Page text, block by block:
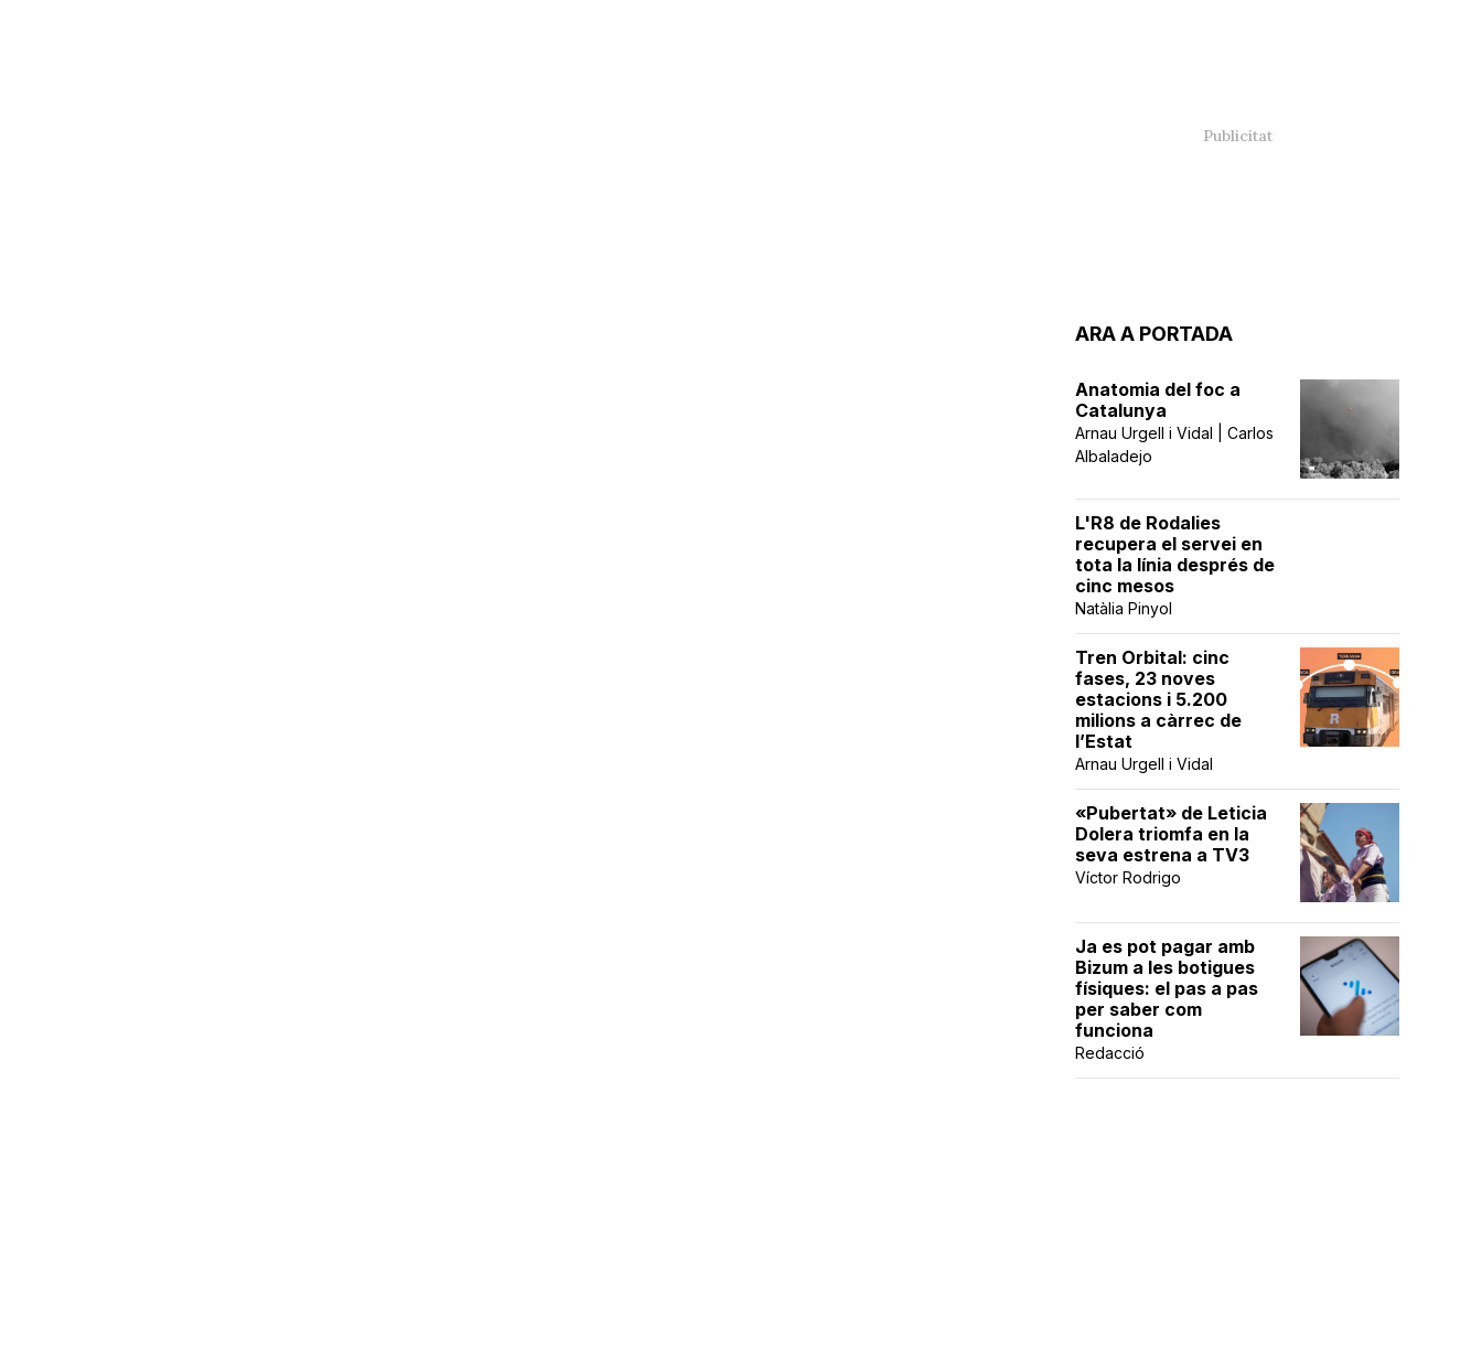
ARA A PORTADA
Anatomia del foc a
Catalunya
Arnau Urgell i Vidal | Carlos
Albaladejo
L'R8 de Rodalies
recupera el servei en
tota la línia després de
cinc mesos
Natàlia Pinyol
Tren Orbital: cinc
fases, 23 noves
estacions i 5.200
milions a càrrec de
l’Estat
Arnau Urgell i Vidal
«Pubertat» de Leticia
Dolera triomfa en la
seva estrena a TV3
Víctor Rodrigo
Ja es pot pagar amb
Bizum a les botigues
físiques: el pas a pas
per saber com
funciona
Redacció